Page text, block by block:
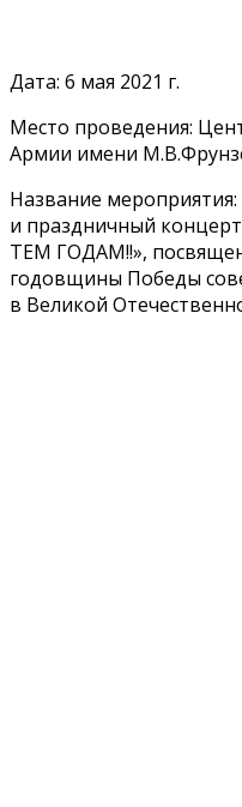
Дата: 6 мая 2021 г.
Место проведения:
Армии имени
Название
и праздничный
ТЕМ ГОДАМ!!»,
годовщины Победы
в Великой